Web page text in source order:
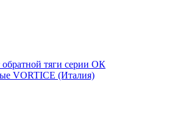
тяги серии ОК
VORTICE (Италия)